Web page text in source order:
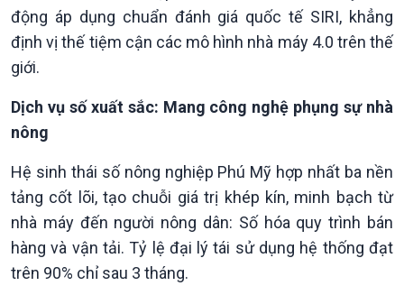
Xã hội
động áp dụng chuẩn đánh giá quốc tế SIRI, khẳng
định vị thế tiệm cận các mô hình nhà máy 4.0 trên thế
giới.
Dịch vụ số xuất sắc: Mang công nghệ phụng sự nhà
nông
Hệ sinh thái số nông nghiệp Phú Mỹ hợp nhất ba nền
tảng cốt lõi, tạo chuỗi giá trị khép kín, minh bạch từ
nhà máy đến người nông dân: Số hóa quy trình bán
hàng và vận tải. Tỷ lệ đại lý tái sử dụng hệ thống đạt
trên 90% chỉ sau 3 tháng.